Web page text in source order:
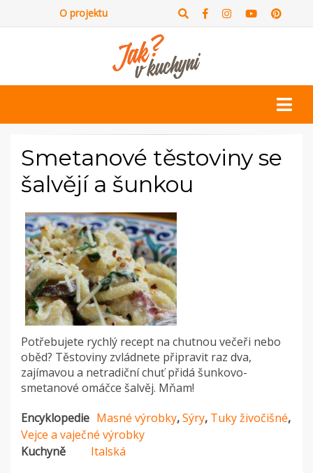
O projektu
Smetanové těstoviny se
šalvějí a šunkou
Potřebujete rychlý recept na chutnou večeři nebo
oběd? Těstoviny zvládnete připravit raz dva,
zajímavou a netradiční chuť přidá šunkovo-
smetanové omáčce šalvěj. Mňam!
Encyklopedie Masné výrobky,Sýry, Tuky živočišné,
Vejce a vaječné výrobky
Kuchyně
Italská